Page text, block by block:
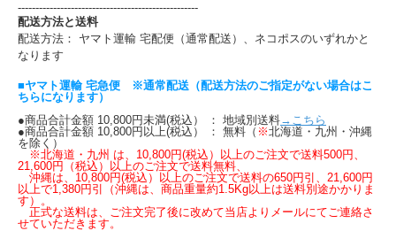
---------------------------------------------------
配送方法と送料
配送方法： ヤマト運輸 宅配便（通常配送）、ネコポスのいずれかと
なります
■ヤマト運輸 宅急便 ※通常配送（配送方法のご指定がない場合はこ
ちらになります）
●商品合計金額 10,800円未満(税込） ： 地域別送料→こちら
●商品合計金額 10,800円以上(税込） ： 無料（ ※北海道・九州・沖縄
を除く）
※北海道・九州 は、10,800円(税込）以上のご注文で送料500円、
21,600円（税込）以上のご注文で送料無料、
沖縄は、10,800円(税込）以上のご注文で送料の650円引、21,600円
以上で1,380円引（沖縄は、商品重量約1.5Kg以上は送料別途かかりま
す）。
正式な送料は、ご注文完了後に改めて当店よりメールにてご連絡さ
せていただきます。